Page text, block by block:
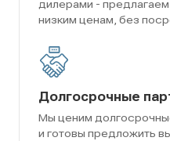
дилерами -
низким ценам, без
Долгосрочные
Мы ценим
и готовы предложить